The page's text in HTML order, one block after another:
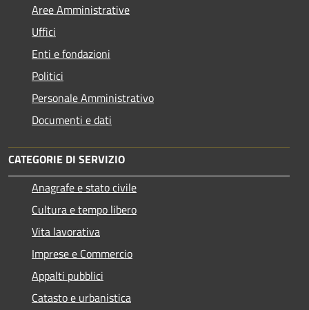
Aree Amministrative
Uffici
Enti e fondazioni
Politici
Personale Amministrativo
Documenti e dati
CATEGORIE DI SERVIZIO
Anagrafe e stato civile
Cultura e tempo libero
Vita lavorativa
Imprese e Commercio
Appalti pubblici
Catasto e urbanistica